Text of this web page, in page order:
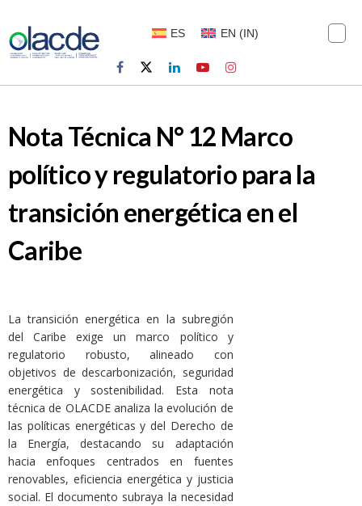
ES EN (IN)
Nota Técnica N° 12 Marco
político y regulatorio para la
transición energética en el
Caribe
La transición energética en la subregión
del Caribe exige un marco político y
regulatorio robusto, alineado con
objetivos de descarbonización, seguridad
energética y sostenibilidad. Esta nota
técnica de OLACDE analiza la evolución de
las políticas energéticas y del Derecho de
la Energía, destacando su adaptación
hacia enfoques centrados en fuentes
renovables, eficiencia energética y justicia
social. El documento subraya la necesidad